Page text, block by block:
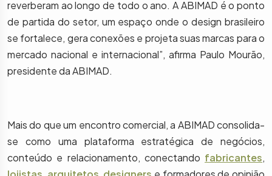
reverberam ao longo de todo o ano. A ABIMAD é o ponto
de partida do setor, um espaço onde o design brasileiro
se fortalece, gera conexões e projeta suas marcas para o
mercado nacional e internacional”, afirma Paulo Mourão,
presidente da ABIMAD.
Mais do que um encontro comercial, a ABIMAD consolida-
se como uma plataforma estratégica de negócios,
conteúdo e relacionamento, conectando fabricantes,